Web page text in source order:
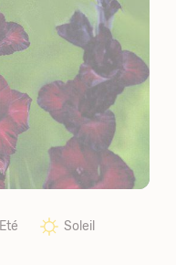
Eté
Soleil